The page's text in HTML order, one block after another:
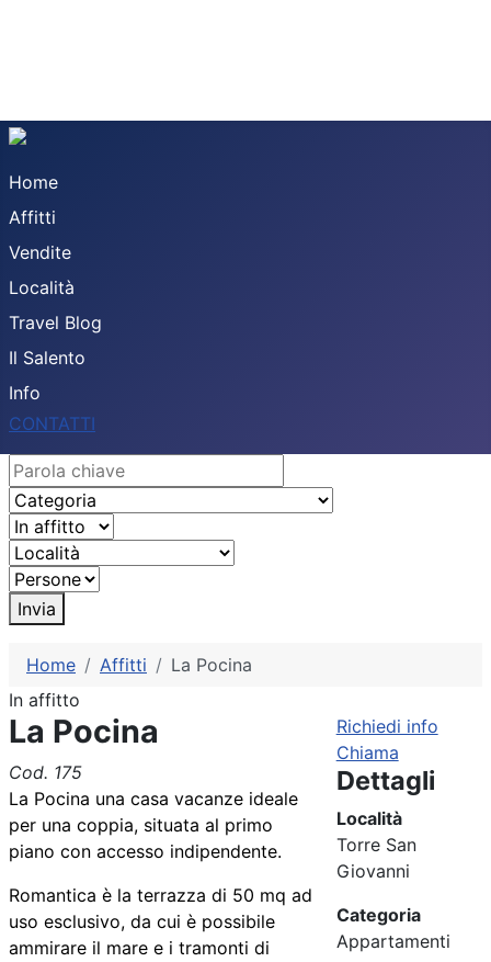
Home
Affitti
Vendite
Località
Travel Blog
Il Salento
Info
CONTATTI
Invia
Home Affitti
La Pocina
In affitto
La Pocina
Cod. 175
La Pocina una casa vacanze ideale
per una coppia, situata al primo
piano con accesso indipendente.
Romantica è la terrazza di 50 mq ad
uso esclusivo, da cui è possibile
ammirare il mare e i tramonti di
Richiedi info
Chiama
Dettagli
Località
Torre San
Giovanni
Categoria
Appartamenti